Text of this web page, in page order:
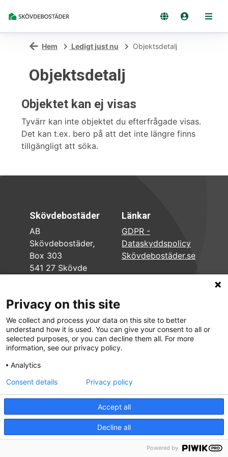
Hem Ledigt just nu Objektsdetalj
Objektsdetalj
Objektet kan ej visas
Tyvärr kan inte objektet du efterfrågade visas.
Det kan t.ex. bero på att det inte längre finns
tillgängligt att söka.
Skövdebostäder
AB
Skövdebostäder,
Box 303
541 27 Skövde
Länkar
GDPR -
Dataskyddspolicy
Skövdebostäder.se
Privacy on this site
We collect and process your data on this site to better
understand how it is used. You can give your consent to all or
selected purposes, or you can decline them all. For more
information, see our privacy policy.
Analytics
Accept all
Decline all
Consent details Privacy policy
Powered by